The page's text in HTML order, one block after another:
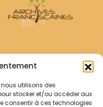
nous utilisons des
stocker et/ou accéder aux
consentir à ces technologies